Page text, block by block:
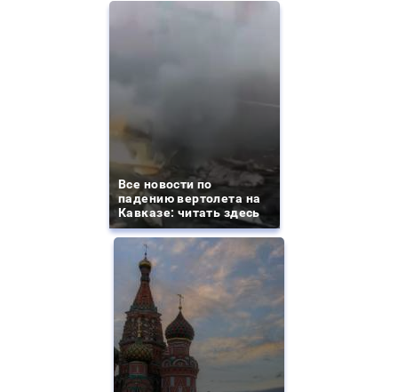
Все новости по
падению вертолета на
Кавказе: читать здесь